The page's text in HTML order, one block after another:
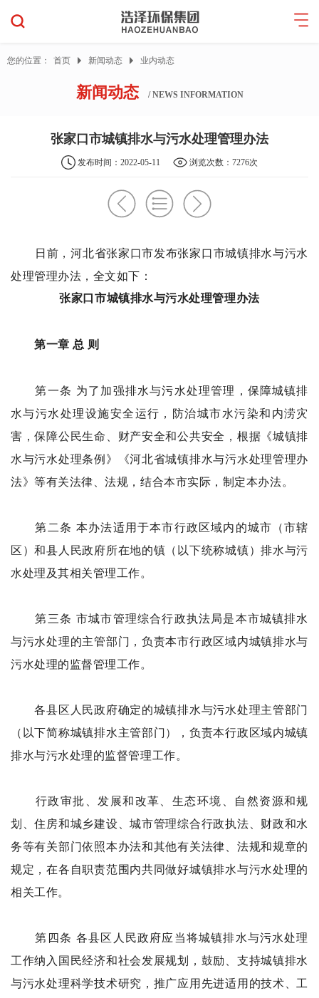
您的位置： 首页 新闻动态 业内动态
新闻动态 / NEWS INFORMATION
张家口市城镇排水与污水处理管理办法
发布时间：2022-05-11 浏览次数：7276次
日前，河北省张家口市发布张家口市城镇排水与污水
处理管理办法，全文如下：
张家口市城镇排水与污水处理管理办法
第一章 总 则
第一条 为了加强排水与污水处理管理，保障城镇排
水与污水处理设施安全运行，防治城市水污染和内涝灾
害，保障公民生命、财产安全和公共安全，根据《城镇排
水与污水处理条例》《河北省城镇排水与污水处理管理办
法》等有关法律、法规，结合本市实际，制定本办法。
第二条 本办法适用于本市行政区域内的城市（市辖
区）和县人民政府所在地的镇（以下统称城镇）排水与污
水处理及其相关管理工作。
第三条 市城市管理综合行政执法局是本市城镇排水
与污水处理的主管部门，负责本市行政区域内城镇排水与
污水处理的监督管理工作。
各县区人民政府确定的城镇排水与污水处理主管部门
（以下简称城镇排水主管部门），负责本行政区域内城镇
排水与污水处理的监督管理工作。
行政审批、发展和改革、生态环境、自然资源和规
划、住房和城乡建设、城市管理综合行政执法、财政和水
务等有关部门依照本办法和其他有关法律、法规和规章的
规定，在各自职责范围内共同做好城镇排水与污水处理的
相关工作。
第四条 各县区人民政府应当将城镇排水与污水处理
工作纳入国民经济和社会发展规划，鼓励、支持城镇排水
与污水处理科学技术研究，推广应用先进适用的技术、工